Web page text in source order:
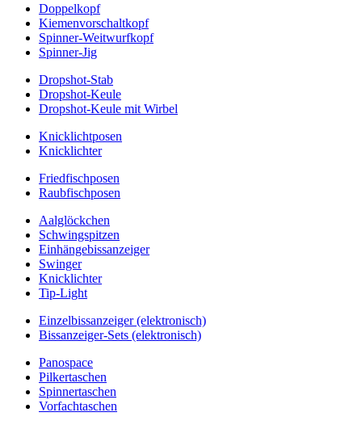
Doppelkopf
Kiemenvorschaltkopf
Spinner-Weitwurfkopf
Spinner-Jig
Dropshot-Stab
Dropshot-Keule
Dropshot-Keule mit Wirbel
Knicklichtposen
Knicklichter
Friedfischposen
Raubfischposen
Aalglöckchen
Schwingspitzen
Einhängebissanzeiger
Swinger
Knicklichter
Tip-Light
Einzelbissanzeiger (elektronisch)
Bissanzeiger-Sets (elektronisch)
Panospace
Pilkertaschen
Spinnertaschen
Vorfachtaschen